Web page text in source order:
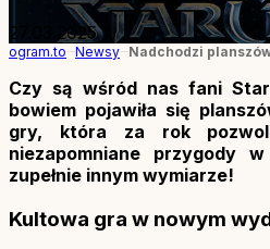
27.03.2025
ogram.to Newsy Nadchodzi
Czy są wśród nas fani
bowiem pojawiła się
gry, która za rok
niezapomniane przygody
zupełnie innym wymiarze!
Kultowa gra w nowym